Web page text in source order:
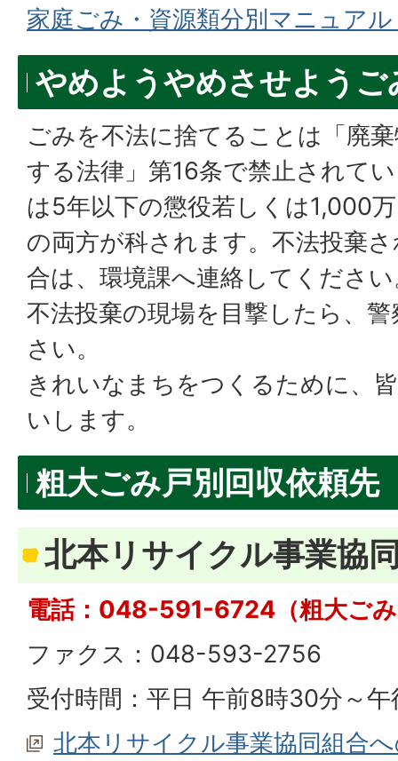
家庭ごみ・資源類分別マニュア
やめようやめさせようご
ごみを不法に捨てることは「廃
する法律」第16条で禁止されて
は5年以下の懲役若しくは1,000
の両方が科されます。不法投棄
合は、環境課へ連絡してくださ
不法投棄の現場を目撃したら、
さい。
きれいなまちをつくるために、
いします。
粗大ごみ戸別回収依頼先
北本リサイクル事業協
電話：048-591-6724（粗大ご
ファクス：048-593-2756
受付時間：平日 午前8時30分～
北本リサイクル事業協同組合